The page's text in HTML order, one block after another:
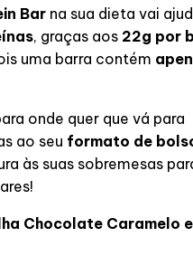
Bar na sua dieta vai
, graças aos 22g por
uma barra contém
onde quer que vá para
ao seu formato de
às suas sobremesas
Chocolate Caramelo